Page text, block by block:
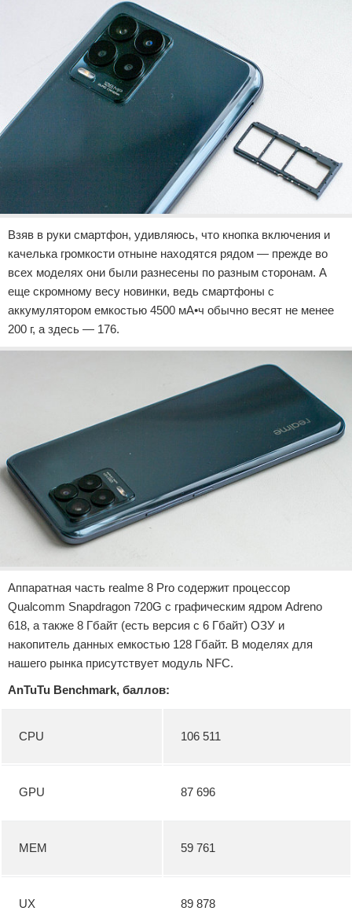
Взяв в руки смартфон, удивляюсь, что кнопка включения и
качелька громкости отныне находятся рядом — прежде во
всех моделях они были разнесены по разным сторонам. А
еще скромному весу новинки, ведь смартфоны с
аккумулятором емкостью 4500 мА•ч обычно весят не менее
200 г, а здесь — 176.
Аппаратная часть realme 8 Pro содержит процессор
Qualcomm Snapdragon 720G с графическим ядром Adreno
618, а также 8 Гбайт (есть версия с 6 Гбайт) ОЗУ и
накопитель данных емкостью 128 Гбайт. В моделях для
нашего рынка присутствует модуль NFC.
AnTuTu Benchmark, баллов:
CPU 106 511
GPU 87 696
MEM 59 761
UX 89 878